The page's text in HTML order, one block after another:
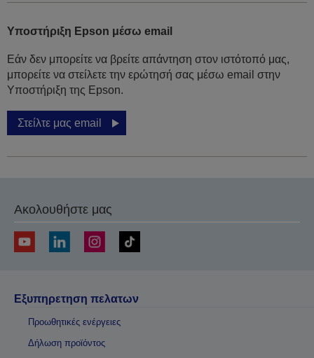
Υποστήριξη Epson μέσω email
Εάν δεν μπορείτε να βρείτε απάντηση στον ιστότοπό μας,
μπορείτε να στείλετε την ερώτησή σας μέσω email στην
Υποστήριξη της Epson.
Στείλτε μας email
Ακολουθήστε μας
Εξυπηρετηση πελατων
Προωθητικές ενέργειες
Δήλωση προϊόντος